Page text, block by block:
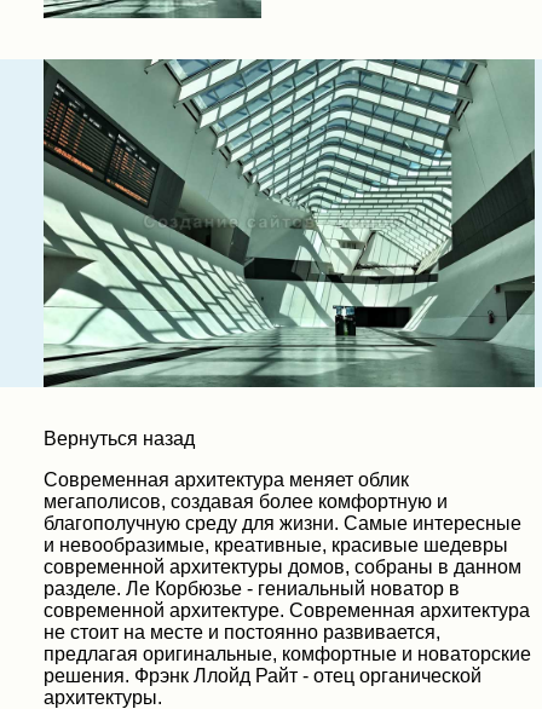
Вернуться назад
Современная архитектура меняет облик
мегаполисов, создавая более комфортную и
благополучную среду для жизни. Самые интересные
и невообразимые, креативные, красивые шедевры
современной архитектуры домов, собраны в данном
разделе. Ле Корбюзье - гениальный новатор в
современной архитектуре. Современная архитектура
не стоит на месте и постоянно развивается,
предлагая оригинальные, комфортные и новаторские
решения. Фрэнк Ллойд Райт - отец органической
архитектуры.